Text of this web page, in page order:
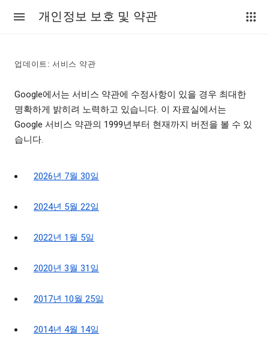
개인정보 보호 및 약관
업데이트: 서비스 약관
Google에서는 서비스 약관에 수정사항이 있을 경우 최대한
명확하게 밝히려 노력하고 있습니다. 이 자료실에서는
Google 서비스 약관의 1999년부터 현재까지 버전을 볼 수 있
습니다.
2026년 7월 30일
2024년 5월 22일
2022년 1월 5일
2020년 3월 31일
2017년 10월 25일
2014년 4월 14일